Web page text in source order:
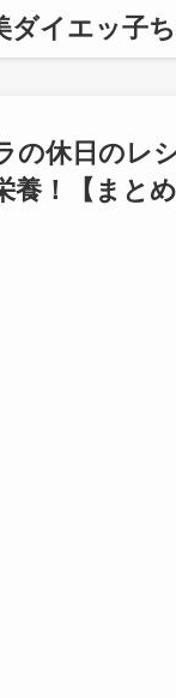
ダイエッ子
の休日のレ
養！【まとめ